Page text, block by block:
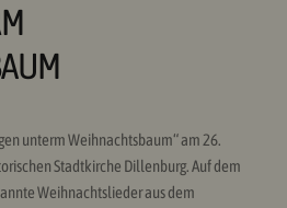
unterm Weihnachtsbaum“ am 26.
Stadtkirche Dillenburg. Auf dem
Weihnachtslieder aus dem